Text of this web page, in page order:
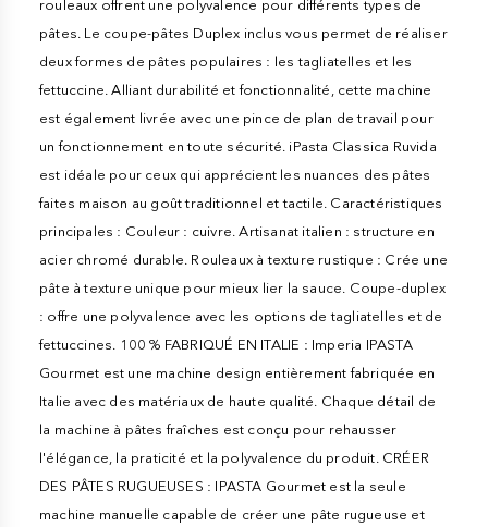
rouleaux offrent une polyvalence pour différents types de
pâtes. Le coupe-pâtes Duplex inclus vous permet de réaliser
deux formes de pâtes populaires : les tagliatelles et les
fettuccine. Alliant durabilité et fonctionnalité, cette machine
est également livrée avec une pince de plan de travail pour
un fonctionnement en toute sécurité. iPasta Classica Ruvida
est idéale pour ceux qui apprécient les nuances des pâtes
faites maison au goût traditionnel et tactile. Caractéristiques
principales : Couleur : cuivre. Artisanat italien : structure en
acier chromé durable. Rouleaux à texture rustique : Crée une
pâte à texture unique pour mieux lier la sauce. Coupe-duplex
: offre une polyvalence avec les options de tagliatelles et de
fettuccines. 100 % FABRIQUÉ EN ITALIE : Imperia IPASTA
Gourmet est une machine design entièrement fabriquée en
Italie avec des matériaux de haute qualité. Chaque détail de
la machine à pâtes fraîches est conçu pour rehausser
l'élégance, la praticité et la polyvalence du produit. CRÉER
DES PÂTES RUGUEUSES : IPASTA Gourmet est la seule
machine manuelle capable de créer une pâte rugueuse et